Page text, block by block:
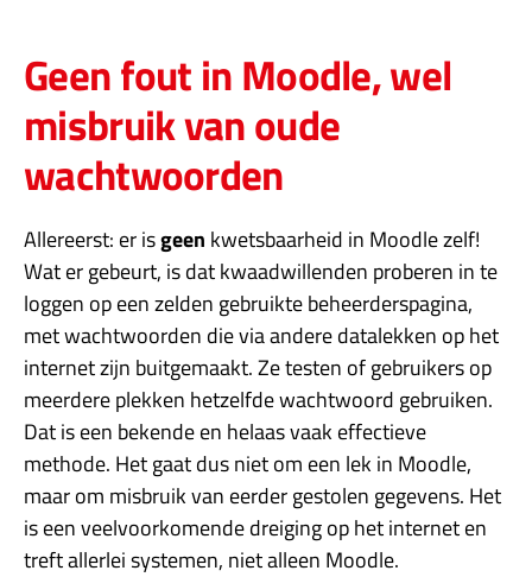
Geen fout in Moodle, wel
misbruik van oude
wachtwoorden
Allereerst: er isgeen kwetsbaarheid in Moodle zelf!
Wat er gebeurt, is dat kwaadwillenden proberen in te
loggen op een zelden gebruikte beheerderspagina,
met wachtwoorden die via andere datalekken op het
internet zijn buitgemaakt. Ze testen of gebruikers op
meerdere plekken hetzelfde wachtwoord gebruiken.
Dat is een bekende en helaas vaak effectieve
methode. Het gaat dus niet om een lek in Moodle,
maar om misbruik van eerder gestolen gegevens. Het
is een veelvoorkomende dreiging op het internet en
treft allerlei systemen, niet alleen Moodle.